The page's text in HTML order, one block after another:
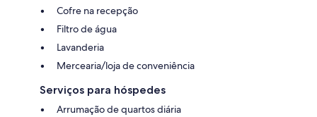
Cofre na recepção
Filtro de água
Lavanderia
Mercearia/loja de conveniência
Serviços para hóspedes
Arrumação de quartos diária